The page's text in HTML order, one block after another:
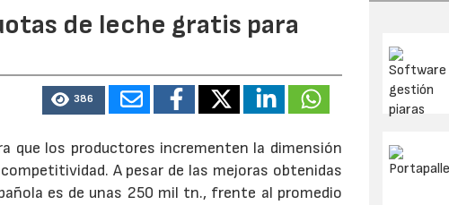
de leche gratis para
386
que los productores incrementen la dimensión
A pesar de las mejoras obtenidas
es de unas 250 mil tn., frente al promedio